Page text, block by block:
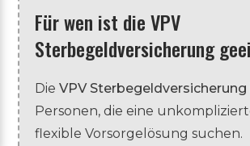
Für wen ist die VPV
Sterbegeldversicherung
Die VPV Sterbegeldversicherung
Personen, die eine
flexible Vorsorgelösung suchen.